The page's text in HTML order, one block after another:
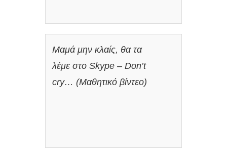
Μαμά μην κλαίς, θα τα
λέμε στο Skype – Don’t
cry… (Μαθητικό βίντεο)